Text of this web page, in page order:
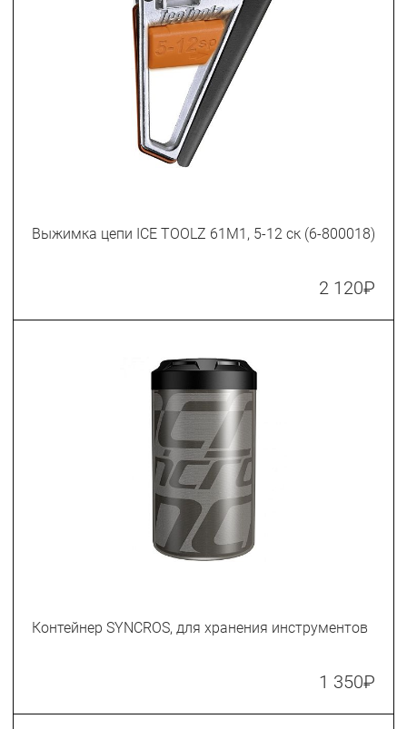
Выжимка цепи ICE TOOLZ 61M1, 5-12 ск (6-800018)
2 120₽
Контейнер SYNCROS, для хранения инструментов
1 350₽